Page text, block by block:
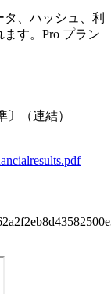
、ハッシュ、利
す。Pro プラン
〕（連結）